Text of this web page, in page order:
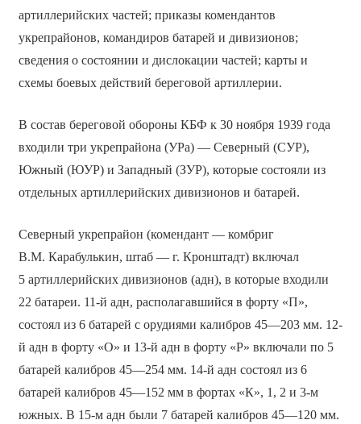
артиллерийских частей; приказы комендантов
укрепрайонов, командиров батарей и дивизионов;
сведения о состоянии и дислокации частей; карты и
схемы боевых действий береговой артиллерии.
В состав береговой обороны КБФ к 30 ноября 1939 года
входили три укрепрайона (УРа) — Северный (СУР),
Южный (ЮУР) и Западный (ЗУР), которые состояли из
отдельных артиллерийских дивизионов и батарей.
Северный укрепрайон (комендант — комбриг
В.М. Карабулькин, штаб — г. Кронштадт) включал
5 артиллерийских дивизионов (адн), в которые входили
22 батареи. 11-й адн, располагавшийся в форту «П»,
состоял из 6 батарей с орудиями калибров 45—203 мм. 12-
й адн в форту «О» и 13-й адн в форту «Р» включали по 5
батарей калибров 45—254 мм. 14-й адн состоял из 6
батарей калибров 45—152 мм в фортах «К», 1, 2 и 3-м
южных. В 15-м адн были 7 батарей калибров 45—120 мм.